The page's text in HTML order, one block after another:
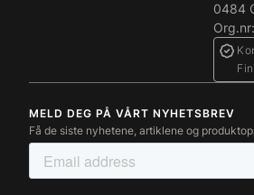
0484
MELD DEG PÅ VÅRT NYHETSBREV
Få de siste nyhetene, artiklene og